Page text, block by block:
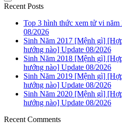
Recent Posts
Top 3 hình thức xem tử vi năm
08/2026
Sinh Năm 2017 [Mệnh gì]
hướng nào] Update 08/2026
Sinh Năm 2018 [Mệnh gì]
hướng nào] Update 08/2026
Sinh Năm 2019 [Mệnh gì]
hướng nào] Update 08/2026
Sinh Năm 2020 [Mệnh gì]
hướng nào] Update 08/2026
Recent Comments